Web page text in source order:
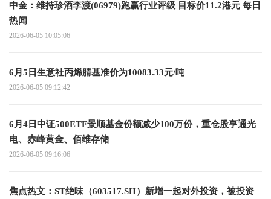
中金：维持珍酒李渡(06979)跑赢行业评级 目标价11.2港元 每日
热闻
2026-06-05 10:05:06
6月5日生意社丙烯腈基准价为10083.33元/吨
2026-06-05 09:12:42
6月4日中证500ETF景顺基金份额减少100万份，重仓股亨通光
电、赤峰黄金、佰维存储
2026-06-05 09:16:06
焦点热文：ST绝味（603517.SH）新增一起对外投资，被投资